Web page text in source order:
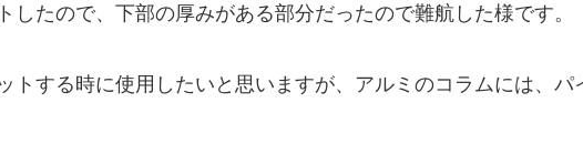
たので、下部の厚みがある部分だったので難航した様です。
トする時に使用したいと思いますが、アルミのコラムには、パ